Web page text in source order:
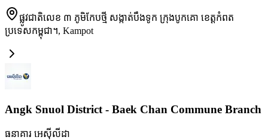
ផ្លូវជាតិលេខ ៣ ភូមិកែបថ្មី សង្កាត់បឹងទូក ក្រុងបូកគោ ខេត្តកំពត
ប្រទេសកម្ពុជា។, Kampot
Angk Snuol District - Baek Chan Commune Branch
ធនាគារ អេស៊ីលីដា